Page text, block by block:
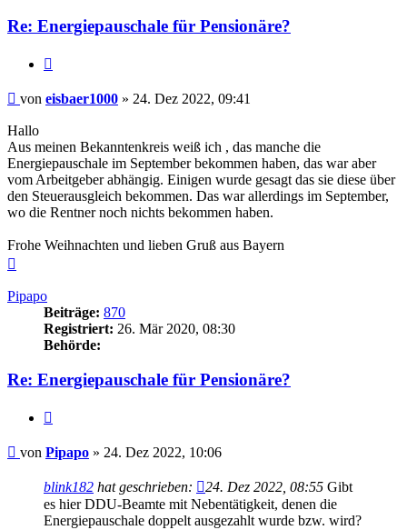
Re: Energiepauschale für Pensionäre?
Beitrag
von eisbaer1000 » 24. Dez 2022, 09:41
Hallo
Aus meinen Bekanntenkreis weiß ich , das manche die
Energiepauschale im September bekommen haben, das war aber
vom Arbeitgeber abhängig. Einigen wurde gesagt das sie diese über
den Steuerausgleich bekommen. Das war allerdings im September,
wo die Rentner noch nichts bekommen haben.
Frohe Weihnachten und lieben Gruß aus Bayern
Pipapo
Beiträge: 870
Registriert: 26. Mär 2020, 08:30
Behörde:
Re: Energiepauschale für Pensionäre?
Beitrag
von Pipapo » 24. Dez 2022, 10:06
blink182 hat geschrieben: 24. Dez 2022, 08:55 Gibt
es hier DDU-Beamte mit Nebentätigkeit, denen die
Energiepauschale doppelt ausgezahlt wurde bzw. wird?